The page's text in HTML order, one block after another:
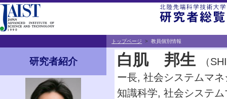
研究者紹介
トップページ >教員個別情報
白肌 邦生
（
ー長, 社会システムマ
知識科学, 社会システ